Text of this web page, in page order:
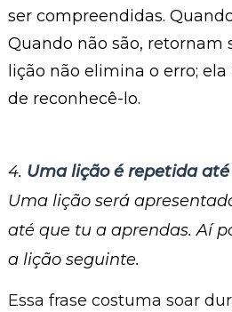
ser compreendidas.
Quando não são, retornam
lição não elimina o erro;
de reconhecê-lo.
4. Uma lição é repetida
Uma lição será
até que tu a aprendas. Aí
a lição seguinte.
Essa frase costuma soar